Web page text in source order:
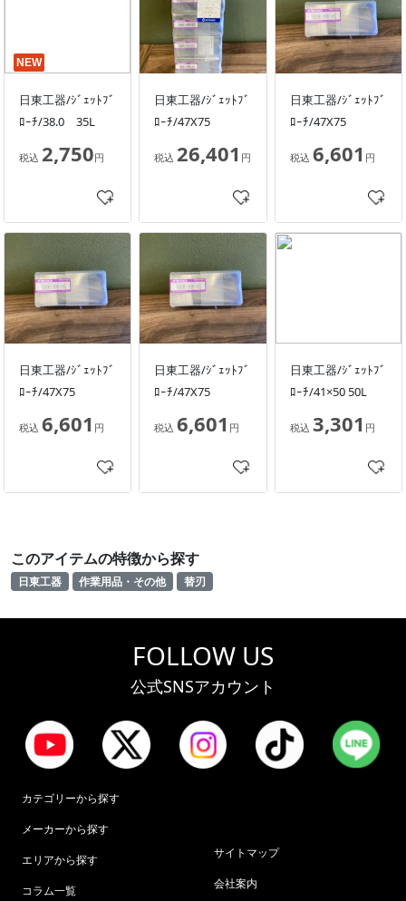
NEW
日東工器/ｼﾞｪｯﾄﾌﾞ
ﾛｰﾁ/38.0 35L
税込 2,750円
日東工器/ｼﾞｪｯﾄﾌﾞ
ﾛｰﾁ/47X75
税込 26,401 円
日東工器/ｼﾞｪｯﾄﾌﾞ
ﾛｰﾁ/47X75
税込 6,601 円
日東工器/ｼﾞｪｯﾄﾌﾞ
ﾛｰﾁ/47X75
税込 6,601 円
日東工器/ｼﾞｪｯﾄﾌﾞ
ﾛｰﾁ/47X75
税込6,601 円
日東工器/ｼﾞｪｯﾄﾌﾞ
ﾛｰﾁ/41×50 50L
税込 3,301 円
このアイテムの特徴から探す
日東工器 作業用品・その他 替刃
FOLLOW US
公式SNSアカウント
カテゴリーから探す
メーカーから探す
エリアから探す
コラム一覧
サイトマップ
会社案内